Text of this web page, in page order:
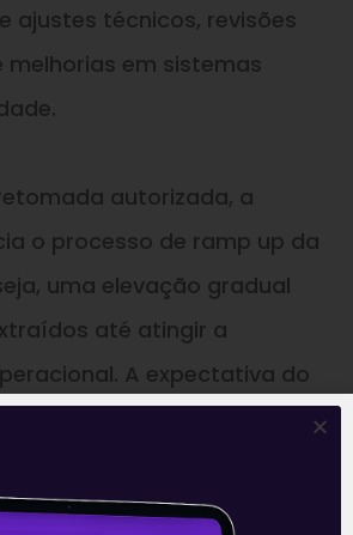
ajustes técnicos, revisões
melhorias em sistemas
autorizada, a
o processo de ramp up da
uma elevação gradual
até atingir a
A expectativa do
considerando a